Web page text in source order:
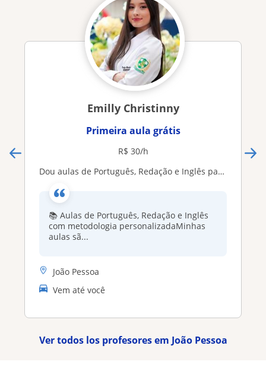
Emilly Christinny
Primeira aula grátis
R$ 30/h
Dou aulas de Português, Redação e Inglês para todos os alunos
📚 Aulas de Português, Redação e Inglês
com metodologia personalizadaMinhas
aulas sã...
João Pessoa
Vem até você
Ver todos los profesores em João Pessoa